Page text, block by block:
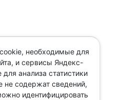
необходимые для
и сервисы Яндекс-
анализа статистики
не содержат сведений,
идентифицировать
до 18:00
51 45